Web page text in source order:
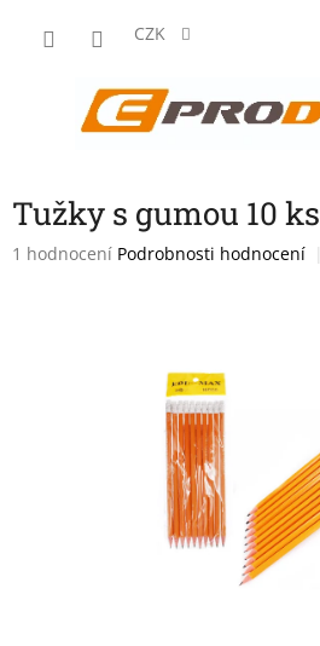
CZK
Tužky s gumou 10 ks
Průměrné
1 hodnocení Podrobnosti hodnocení